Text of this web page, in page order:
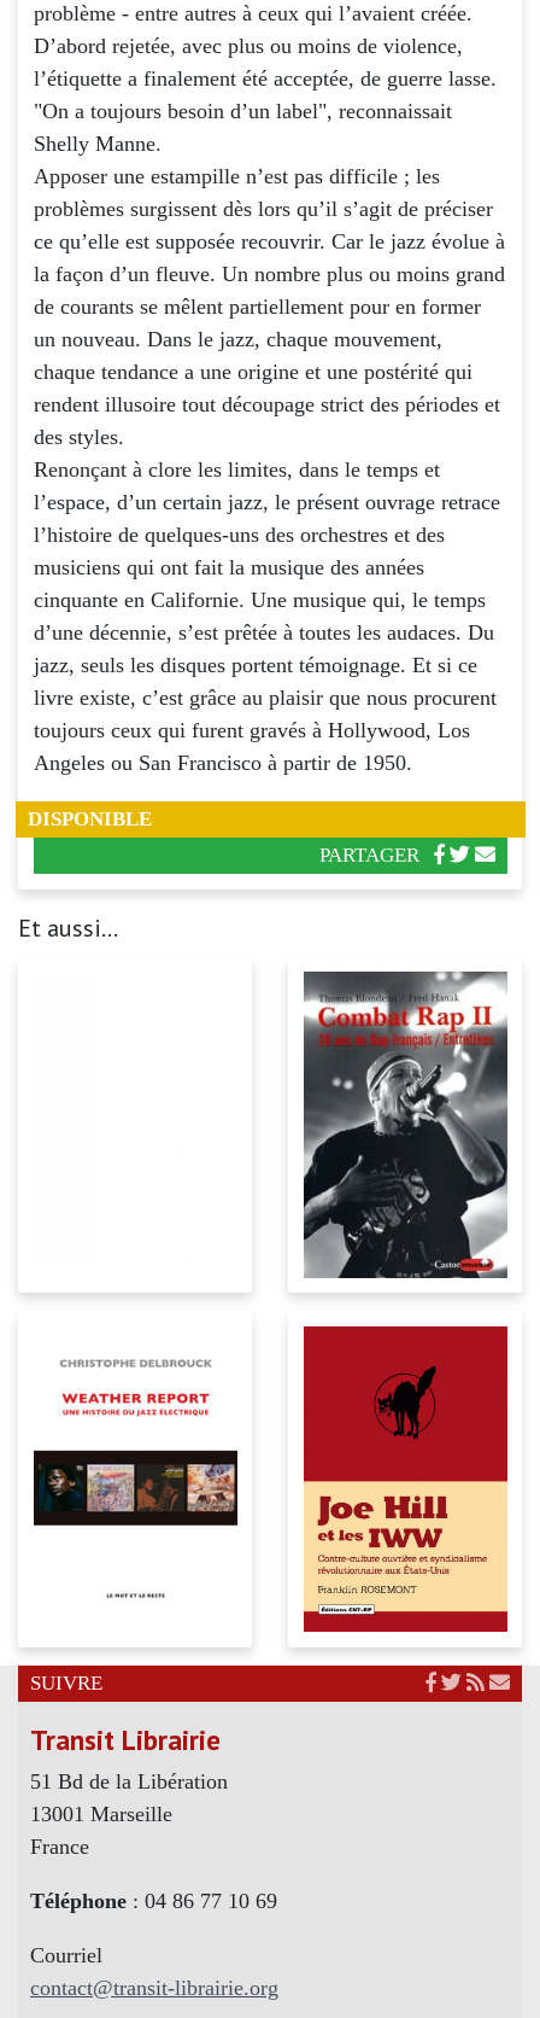
problème - entre autres à ceux qui l’avaient créée.
D’abord rejetée, avec plus ou moins de violence,
l’étiquette a finalement été acceptée, de guerre lasse.
"On a toujours besoin d’un label", reconnaissait
Shelly Manne.
Apposer une estampille n’est pas difficile ; les
problèmes surgissent dès lors qu’il s’agit de préciser
ce qu’elle est supposée recouvrir. Car le jazz évolue à
la façon d’un fleuve. Un nombre plus ou moins grand
de courants se mêlent partiellement pour en former
un nouveau. Dans le jazz, chaque mouvement,
chaque tendance a une origine et une postérité qui
rendent illusoire tout découpage strict des périodes et
des styles.
Renonçant à clore les limites, dans le temps et
l’espace, d’un certain jazz, le présent ouvrage retrace
l’histoire de quelques-uns des orchestres et des
musiciens qui ont fait la musique des années
cinquante en Californie. Une musique qui, le temps
d’une décennie, s’est prêtée à toutes les audaces. Du
jazz, seuls les disques portent témoignage. Et si ce
livre existe, c’est grâce au plaisir que nous procurent
toujours ceux qui furent gravés à Hollywood, Los
Angeles ou San Francisco à partir de 1950.
DISPONIBLE
PARTAGER
Et aussi...
SUIVRE
Transit Librairie
51 Bd de la Libération
13001 Marseille
France
Téléphone : 04 86 77 10 69
Courriel
contact@transit-librairie.org